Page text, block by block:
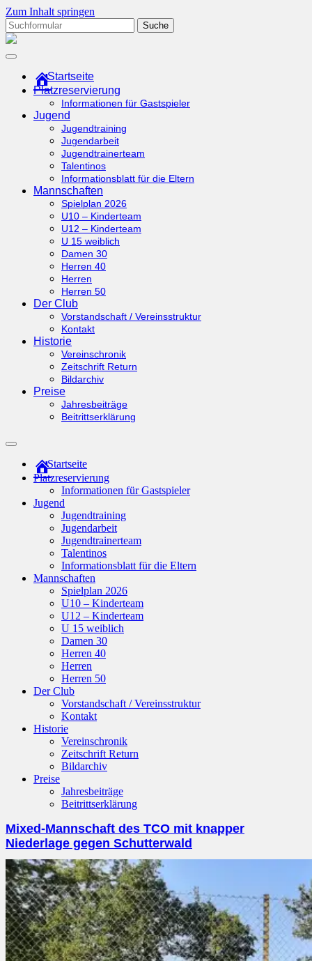
Zum Inhalt springen
Suchen
nach:tcottenhoefen.de
Startseite
Platzreservierung
Informationen für Gastspieler
Jugend
Jugendtraining
Jugendarbeit
Jugendtrainerteam
Talentinos
Informationsblatt für die Eltern
Mannschaften
Spielplan 2026
U10 – Kinderteam
U12 – Kinderteam
U 15 weiblich
Damen 30
Herren 40
Herren
Herren 50
Der Club
Vorstandschaft / Vereinsstruktur
Kontakt
Historie
Vereinschronik
Zeitschrift Return
Bildarchiv
Preise
Jahresbeiträge
Beitrittserklärung
Suchfeld
ein-/ausblendenStartseite
Platzreservierung
Informationen für Gastspieler
Jugend
Jugendtraining
Jugendarbeit
Jugendtrainerteam
Talentinos
Informationsblatt für die Eltern
Mannschaften
Spielplan 2026
U10 – Kinderteam
U12 – Kinderteam
U 15 weiblich
Damen 30
Herren 40
Herren
Herren 50
Der Club
Vorstandschaft / Vereinsstruktur
Kontakt
Historie
Vereinschronik
Zeitschrift Return
Bildarchiv
Preise
Jahresbeiträge
Beitrittserklärung
Mixed-Mannschaft des TCO mit knapper
Niederlage gegen Schutterwald